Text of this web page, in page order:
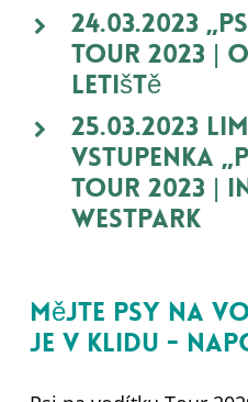
24.03.2023
Tour 2023 |
Letiště
25.03.2023
vstupenka
Tour 2023 |
Westpark
Mějte psy na
je v klidu -